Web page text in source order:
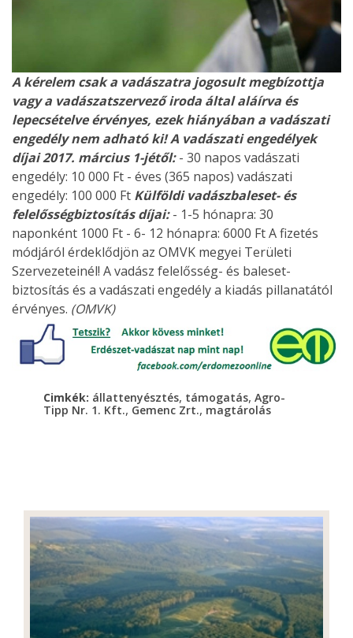
A kérelem csak a vadászatra jogosult megbízottja
vagy a vadászatszervező iroda által aláírva és
lepecsételve érvényes, ezek hiányában a vadászati
engedély nem adható ki!A vadászati engedélyek
díjai 2017. március 1-jétől:- 30 napos vadászati
engedély: 10 000 Ft - éves (365 napos) vadászati
engedély: 100 000 Ft Külföldi vadászbaleset- és
felelősségbiztosítás díjai: - 1-5 hónapra: 30
naponként 1000 Ft - 6- 12 hónapra: 6000 Ft A fizetés
módjáról érdeklődjön az OMVK megyei Területi
Szervezeteinél! A vadász felelősség- és baleset-
biztosítás és a vadászati engedély a kiadás pillanatától
érvényes. (OMVK)
Cimkék: állattenyésztés, támogatás, Agro-
Tipp Nr. 1. Kft., Gemenc Zrt., magtárolás